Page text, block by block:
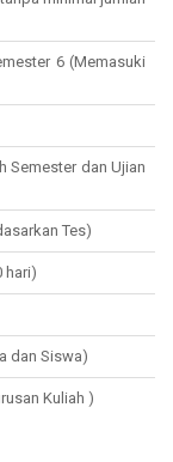
6 (Memasuki
Semester dan Ujian
Tes)
hari)
dan Siswa)
Kuliah )